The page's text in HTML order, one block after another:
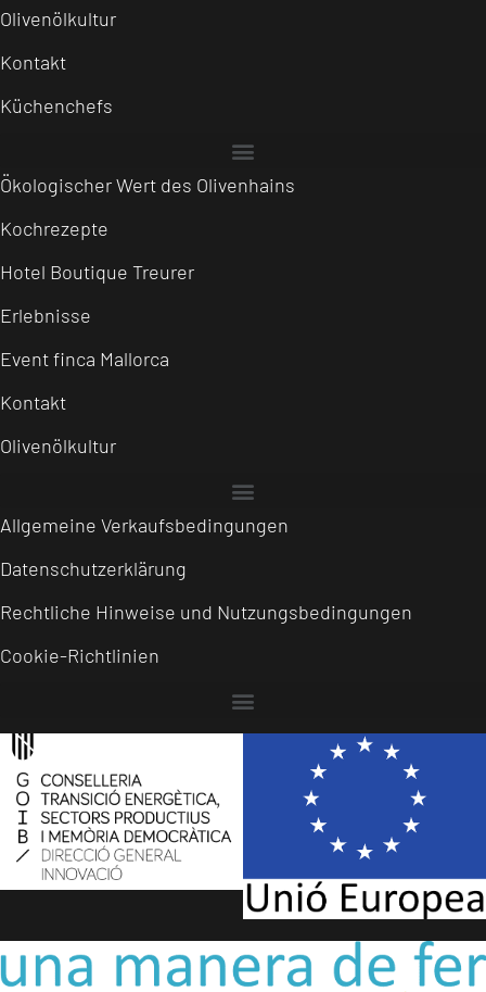
Olivenölkultur
Kontakt
Küchenchefs
Ökologischer Wert des Olivenhains
Kochrezepte
Hotel Boutique Treurer
Erlebnisse
Event finca Mallorca
Kontakt
Olivenölkultur
Allgemeine Verkaufsbedingungen
Datenschutzerklärung
Rechtliche Hinweise und Nutzungsbedingungen
Cookie-Richtlinien